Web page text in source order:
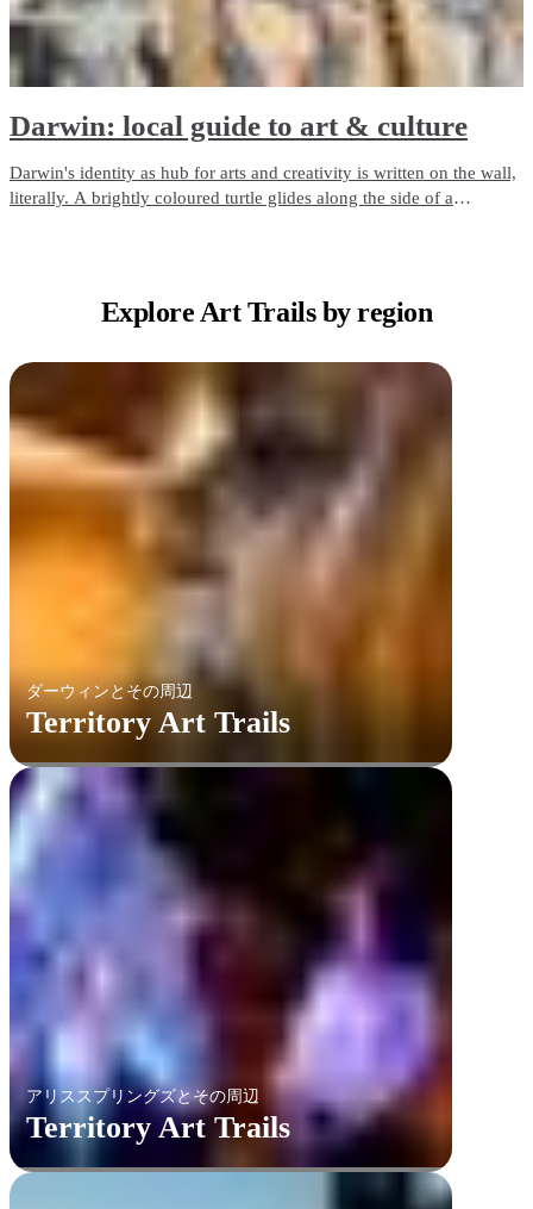
Darwin: local guide to art & culture
Darwin's identity as hub for arts and creativity is written on the wall,
literally. A brightly coloured turtle glides along the side of a
Explore ArtTrails by region
ダーウィンとその周辺
Territory Art Trails
アリススプリングズとその周辺
Territory Art Trails